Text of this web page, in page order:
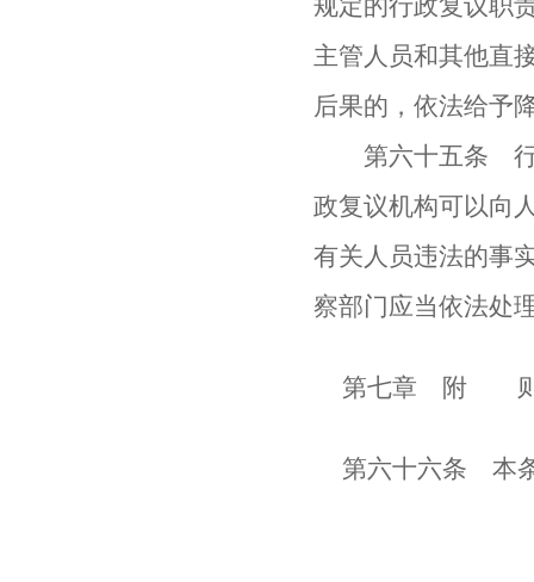
规定的行政复议职
主管人员和其他直
后果的，依法给予
第六十五条 行政
政复议机构可以向
有关人员违法的事
察部门应当依法处
第七章 附
第六十六条 本